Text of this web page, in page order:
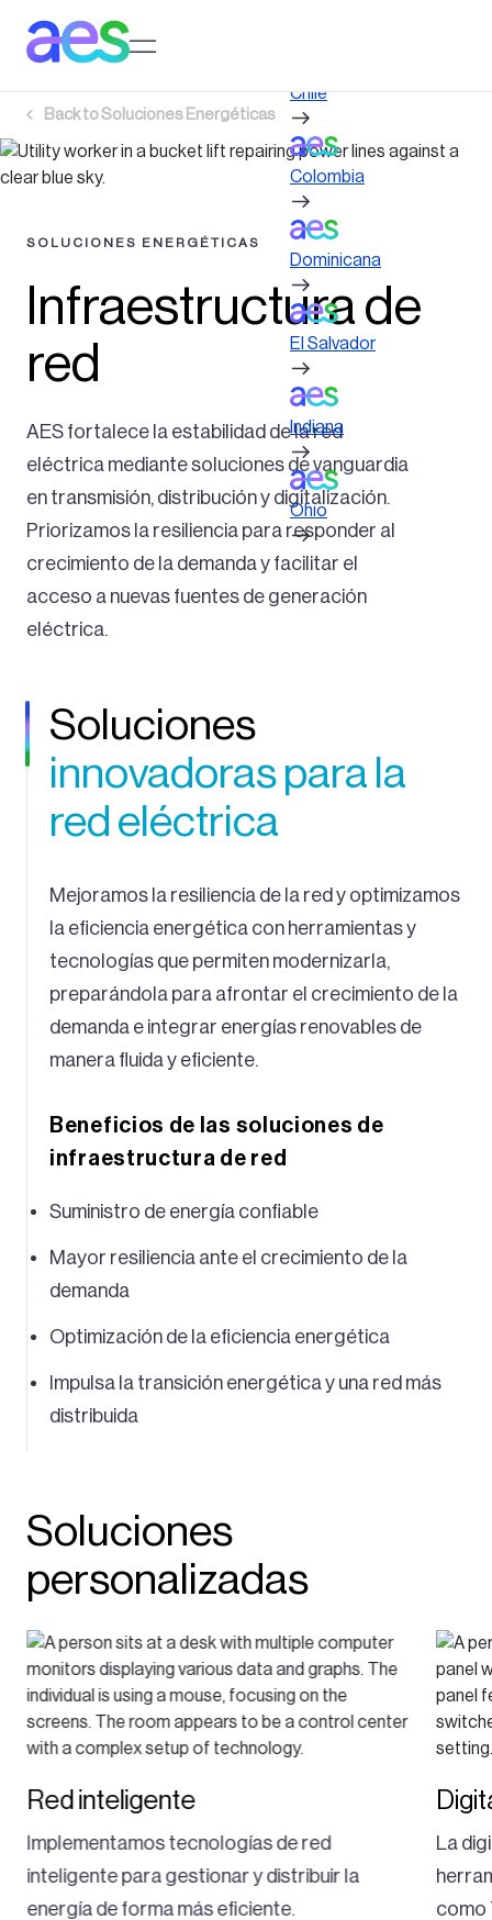
contenido
Back toSoluciones Energéticas
SOLUCIONES ENERGÉTICAS
Infraestructura de
red
AES fortalece la estabilidad de la red
eléctrica mediante soluciones de vanguardia
en transmisión, distribución y digitalización.
Priorizamos la resiliencia para responder al
crecimiento de la demanda y facilitar el
acceso a nuevas fuentes de generación
eléctrica.
Soluciones
innovadoras para la
red eléctrica
Mejoramos la resiliencia de la red y optimizamos
la eficiencia energética con herramientas y
tecnologías que permiten modernizarla,
preparándola para afrontar el crecimiento de la
demanda e integrar energías renovables de
manera fluida y eficiente.
Beneficios de las soluciones de
infraestructura de red
Suministro de energía confiable
Mayor resiliencia ante el crecimiento de la
demanda
Optimización de la eficiencia energética
Impulsa la transición energética y una red más
distribuida
Soluciones
personalizadas
Red inteligente
Implementamos tecnologías de red
inteligente para gestionar y distribuir la
energía de forma más eficiente.
La
como
Chile
Colombia
Dominicana
El Salvador
Indiana
Ohio